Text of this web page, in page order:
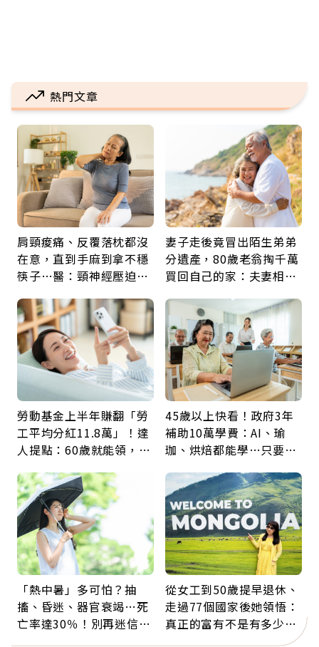
熱門文章
肩頸痠痛、反覆落枕都沒
在意，直到手麻到拿不穩
筷子…醫：頸神經壓迫上
鍵
妻子走後竟冒出陌生弟弟
分遺產，80歲老翁掏千萬
買回自己的家：夫妻相守
勞動基金上半年賺翻「勞
工平均分紅11.8萬」！達
人提點：60歲就能領，重
45歲以上快看！政府3年
補助10萬學費：AI、瑜
珈、烘焙都能學…只要願
「熱中暑」多可怕？抽
搐、昏迷、器官衰竭…死
亡率達30％！別再迷信
從女工到50歲提早退休、
走過77個國家後她領悟：
真正的富有不是有多少
錢，而是擁有選擇人生的